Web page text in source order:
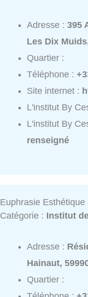
Adresse :395
Les Dix
Quartier :
Téléphone :
Site internet :
L'institut By
L'institut By
renseigné
Euphrasie Esthétique
Catégorie : Institut
Adresse :
Hainaut,
Quartier :